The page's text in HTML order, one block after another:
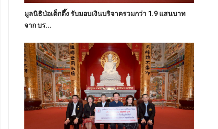
มูลนิธิป่อเต็กตึ๊ง รับมอบเงินบริจาครวมกว่า 1.9 แสนบาท
จาก บร...